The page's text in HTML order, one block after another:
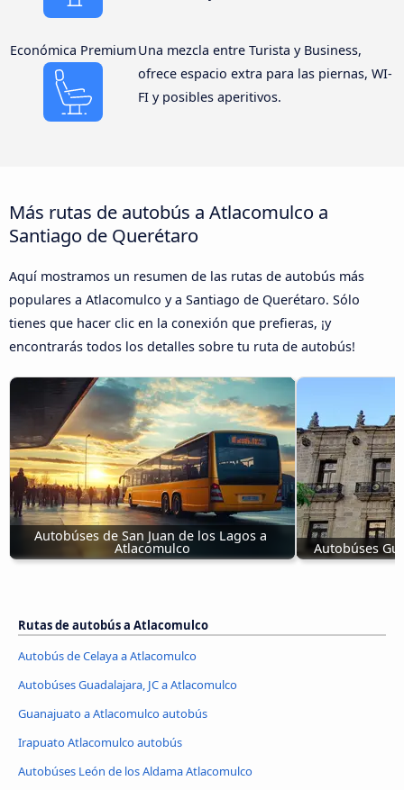
Económica PremiumUna mezcla entre Turista y Business,
ofrece espacio extra para las piernas, WI-
FI y posibles aperitivos.
Más rutas de autobús a Atlacomulco a
Santiago de Querétaro
Aquí mostramos un resumen de las rutas de autobús más
populares a Atlacomulco y a Santiago de Querétaro. Sólo
tienes que hacer clic en la conexión que prefieras, ¡y
encontrarás todos los detalles sobre tu ruta de autobús!
Autobúses de San Juan de los Lagos a
Atlacomulco Autobúses
Rutas de autobús a Atlacomulco
Autobús de Celaya a Atlacomulco
Autobúses Guadalajara, JC a Atlacomulco
Guanajuato a Atlacomulco autobús
Irapuato Atlacomulco autobús
Autobúses León de los Aldama Atlacomulco